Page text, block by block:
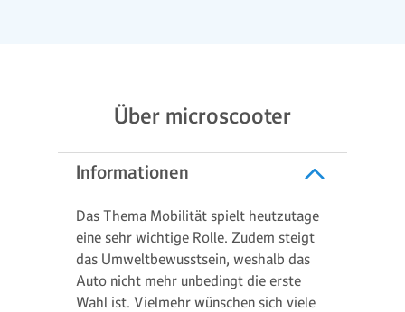
Über microscooter
Informationen
Das Thema Mobilität spielt heutzutage
eine sehr wichtige Rolle. Zudem steigt
das Umweltbewusstsein, weshalb das
Auto nicht mehr unbedingt die erste
Wahl ist. Vielmehr wünschen sich viele